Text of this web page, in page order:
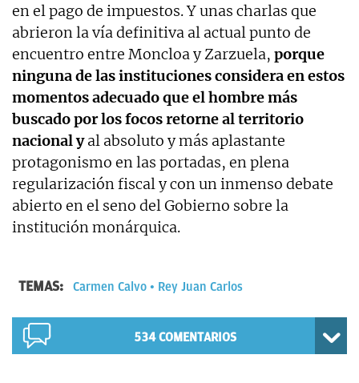
en el pago de impuestos. Y unas charlas que
abrieron la vía definitiva al actual punto de
encuentro entre Moncloa y Zarzuela, porque
ninguna de las instituciones considera en estos
momentos adecuado que el hombre más
buscado por los focos retorne al territorio
nacional yal absoluto y más aplastante
protagonismo en las portadas, en plena
regularización fiscal y con un inmenso debate
abierto en el seno del Gobierno sobre la
institución monárquica.
TEMAS: Carmen Calvo Rey Juan Carlos
534COMENTARIOS